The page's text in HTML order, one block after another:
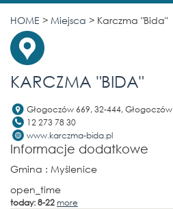
HOME > Miejsca > Karczma "Bida"
KARCZMA "BIDA"
Głogoczów 669, 32-444, Głogoczów
12 273 78 30
www.karczma-bida.pl
Informacje dodatkowe
Gmina : Myślenice
open_time
today: 8-22 more